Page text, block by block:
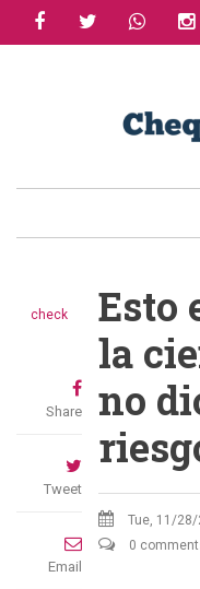
facebooktwitter
check
Share
Tweet
Email
Esto
la
no
Tue, 11/28/
0